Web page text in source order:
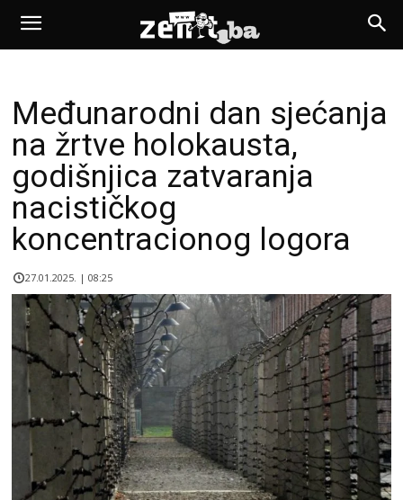
Međunarodni dan sjećanja
na žrtve holokausta,
godišnjica zatvaranja
nacističkog
koncentracionog logora
27.01.2025. | 08:25